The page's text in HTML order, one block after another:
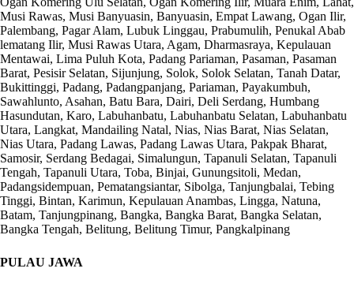
Musi Rawas, Musi Banyuasin, Banyuasin, Empat Lawang, Ogan Ilir,
Palembang, Pagar Alam, Lubuk Linggau, Prabumulih, Penukal Abab
lematang Ilir, Musi Rawas Utara, Agam, Dharmasraya, Kepulauan
Mentawai, Lima Puluh Kota, Padang Pariaman, Pasaman, Pasaman
Barat, Pesisir Selatan, Sijunjung, Solok, Solok Selatan, Tanah Datar,
Bukittinggi, Padang, Padangpanjang, Pariaman, Payakumbuh,
Sawahlunto, Asahan, Batu Bara, Dairi, Deli Serdang, Humbang
Hasundutan, Karo, Labuhanbatu, Labuhanbatu Selatan, Labuhanbatu
Utara, Langkat, Mandailing Natal, Nias, Nias Barat, Nias Selatan,
Nias Utara, Padang Lawas, Padang Lawas Utara, Pakpak Bharat,
Samosir, Serdang Bedagai, Simalungun, Tapanuli Selatan, Tapanuli
Tengah, Tapanuli Utara, Toba, Binjai, Gunungsitoli, Medan,
Padangsidempuan, Pematangsiantar, Sibolga, Tanjungbalai, Tebing
Tinggi, Bintan, Karimun, Kepulauan Anambas, Lingga, Natuna,
Batam, Tanjungpinang, Bangka, Bangka Barat, Bangka Selatan,
Bangka Tengah, Belitung, Belitung Timur, Pangkalpinang
PULAU JAWA